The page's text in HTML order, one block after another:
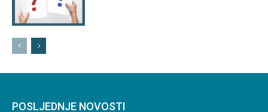
POSLJEDNJE NOVOSTI